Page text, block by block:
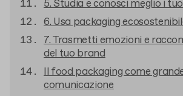
5. Studia e conosci meglio i
6. Usa packaging
7. Trasmetti emozioni e
del tuo brand
Il food packaging come
comunicazione